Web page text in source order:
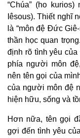
“Chúa” (ho
Iêsous). Thiết nghĩ
là “môn đệ Đức
thần học quan
định rõ tình yêu
phía người môn
nên tên gọi của
của người môn đệ
hiện hữu, sống và
Hơn nữa, tên gọi
gợi đến tình yêu